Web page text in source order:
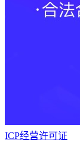
ICP经营许可证